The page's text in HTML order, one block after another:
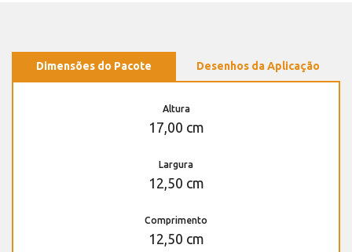
Dimensões do Pacote Desenhos da Aplicação
Altura
17,00 cm
Largura
12,50 cm
Comprimento
12,50 cm